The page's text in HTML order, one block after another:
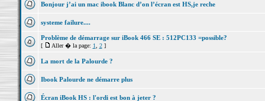
Bonjour j’ai un mac ibook Blanc d’on l’écran est HS,je reche
systeme failure....
Problème de démarrage sur iBook 466 SE : 512PC133 =possible?
[ Aller � la page: 1 2]
La mort de la Palourde ?
Ibook Palourde ne démarre plus
Écran iBook HS : l'ordi est bon à jeter ?